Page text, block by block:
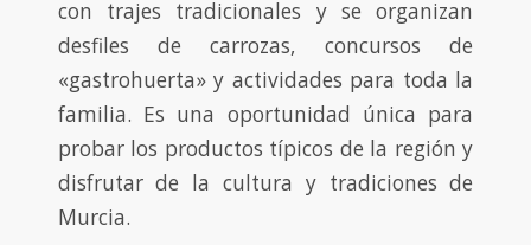
con trajes tradicionales y se organizan
desfiles de carrozas, concursos de
«gastrohuerta» y actividades para toda la
familia. Es una oportunidad única para
probar los productos típicos de la región y
disfrutar de la cultura y tradiciones de
Murcia.